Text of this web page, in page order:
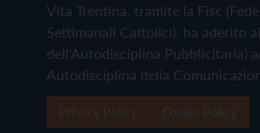
Vita Trentina, tramite la Fisc
Settimanali Cattolici), ha aderito
dell'Autodisciplina Pubblicitaria)
Autodisciplina della